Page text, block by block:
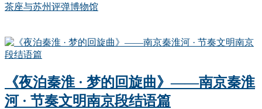
茶座与苏州评弹博物馆
《夜泊秦淮 · 梦的回旋曲》——南京秦淮
河 · 节奏文明南京段结语篇